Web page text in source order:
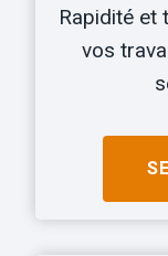
Rapidité et
vos